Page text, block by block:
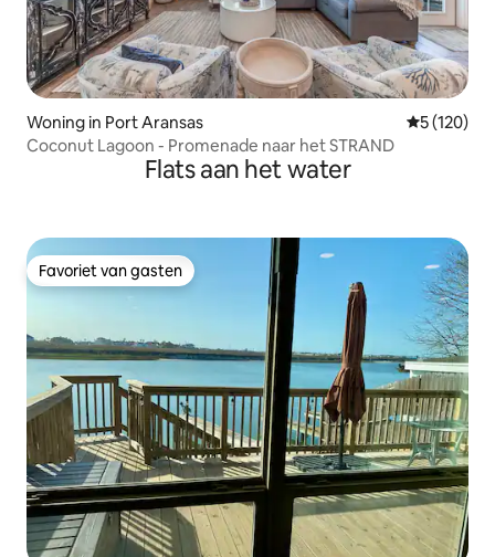
Woning in Port Aransas
5 (120)
Coconut Lagoon - Promenade naar het STRAND
Flats aan het water
Favoriet van gasten
Favoriet van gasten